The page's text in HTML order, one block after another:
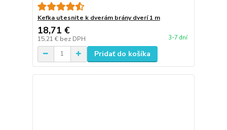
Kefka utesnite k dverám brány dverí 1 m
18,71 €
15,21 € bez DPH 3-7 dní
Pridať do košíka